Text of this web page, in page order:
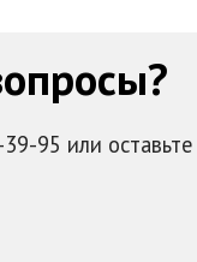
95 или оставьте